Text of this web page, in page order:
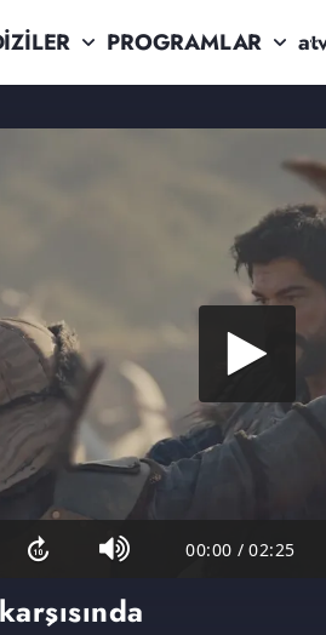
PROGRAMLAR
00:00 / 02:25